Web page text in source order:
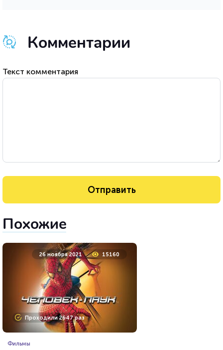
Комментарии
Текст комментария
Похожие
26 ноября 2021 15160
Проходили 2647 раз
Фильмы